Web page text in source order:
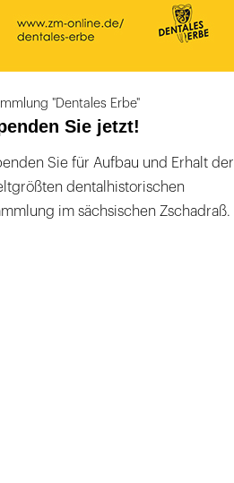
"Dentales Erbe"
Sie jetzt!
Sie für Aufbau und Erhalt der
dentalhistorischen
im sächsischen Zschadraß.